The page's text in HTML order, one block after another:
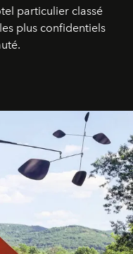
particulier classé
plus confidentiels